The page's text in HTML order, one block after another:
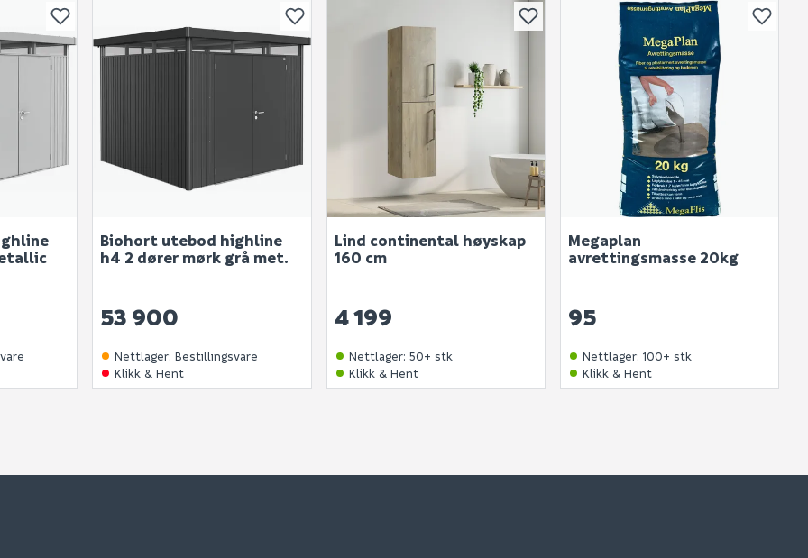
Spørsmålet og svaret vil bli vist her etter at det er besvart.
Ingen spørsmål enda. Bli den første til å stille et spørsmål til dette
produktet.
Biohort utebod highline
h4 2 dører mørk grå met.
53 900
Nettlager:Bestillingsvare
Klikk & Hent
Lind continental høyskap
160 cm
4 199
Nettlager: 50+ stk
Klikk & Hent
Megaplan
avrettingsmasse 20kg
95
Nettlager: 100+ stk
Klikk & Hent